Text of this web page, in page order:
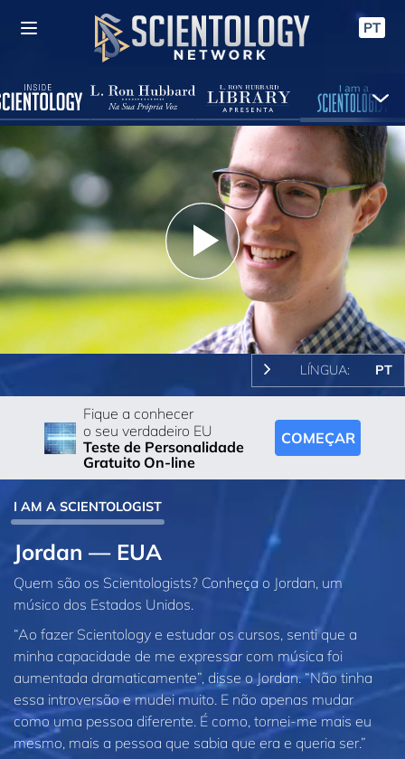
PT
Play
Video
LÍNGUA: PT
Fique a conhecer
o seu verdadeiro EU
Teste de Personalidade
Gratuito On-line
COMEÇAR
I AM A SCIENTOLOGIST
Jordan — EUA
Quem são os Scientologists? Conheça o Jordan, um
músico dos Estados Unidos.
“Ao fazer Scientology e estudar os cursos, senti que a
minha capacidade de me expressar com música foi
aumentada dramaticamente”, disse o Jordan. “Não tinha
essa introversão e mudei muito. E não apenas mudar
como uma pessoa diferente. É como, tornei‑me mais eu
mesmo, mais a pessoa que sabia que era e queria ser.”